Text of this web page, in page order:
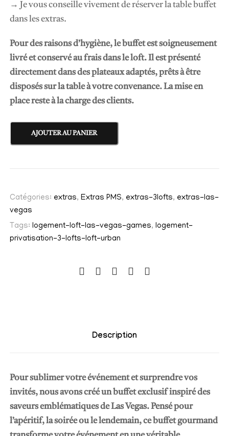
→
Je vous conseille vivement de réserver la table buffet
dans les extras.
Pour des raisons d’hygiène, le buffet est soigneusement
livré et conservé au frais dans le loft. Il est présenté
directement dans des plateaux adaptés, prêts à être
disposés sur la table à votre convenance. La mise en
place reste à la charge des clients.
u
n
i
t
é
d
t
AJOUTER AU PANIER
Catégories: extras, Extras PMS, extras-3lofts, extras-las-
vegas
Tags: logement-loft-las-vegas-games, logement-
privatisation-3-lofts-loft-urban
Description
Pour sublimer votre événement et surprendre vos
invités, nous avons créé un buffet exclusif inspiré des
saveurs emblématiques de Las Vegas. Pensé pour
l’apéritif, la soirée ou le lendemain, ce buffet gourmand